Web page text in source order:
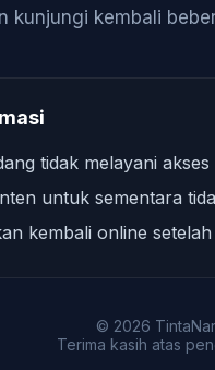
kunjungi kembali
tidak melayani
untuk sementara
kembali online
© 2026
Terima kasih atas